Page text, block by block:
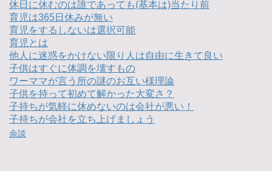
休日に休むのは誰であっても(基本は)当たり前
育児は365日休みが無い
育児をするしないは選択可能
育児とは
他人に迷惑をかけない限り人は自由に生きて良い
子供はすぐに体調を壊すもの
ワーママが言う所の謎のお互い様理論
子供を持って初めて解かった大変さ？
子持ちが気軽に休めないのは会社が悪い！
子持ちが会社を立ち上げましょう
余談